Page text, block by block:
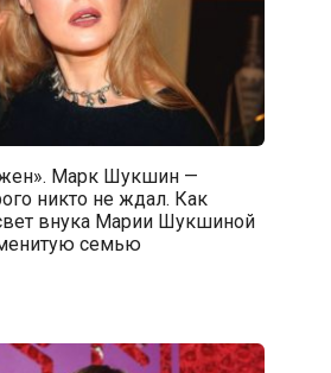
Марк Шукшин —
никто не ждал. Как
внука Марии Шукшиной
семью